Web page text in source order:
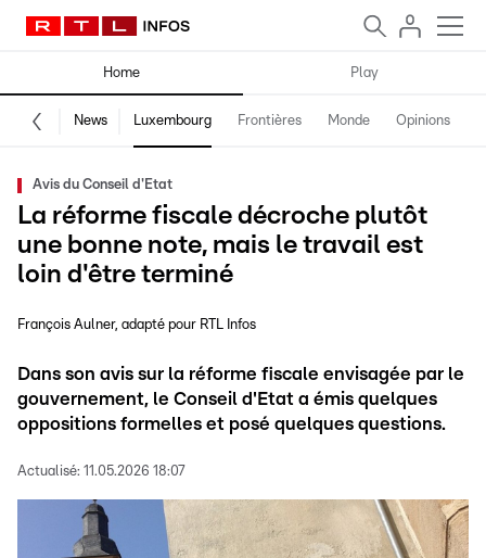
Home Play
News Luxembourg Frontières Monde Opinions
Avis du Conseil d'Etat
La réforme fiscale décroche plutôt
une bonne note, mais le travail est
loin d'être terminé
François Aulner adapté pour RTL Infos
Dans son avis sur la réforme fiscale envisagée par le
gouvernement, le Conseil d'Etat a émis quelques
oppositions formelles et posé quelques questions.
Actualisé: 11.05.2026 18:07